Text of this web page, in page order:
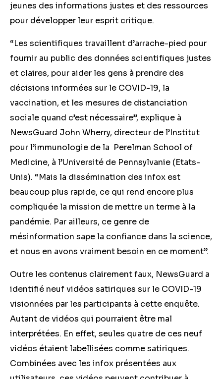
jeunes des informations justes et des ressources
pour développer leur esprit critique.
“Les scientifiques travaillent d’arrache-pied pour
fournir au public des données scientifiques justes
et claires, pour aider les gens à prendre des
décisions informées sur le COVID-19, la
vaccination, et les mesures de distanciation
sociale quand c’est nécessaire”, explique à
NewsGuard John Wherry, directeur de l’Institut
pour l’immunologie de la Perelman School of
Medicine, à l’Université de Pennsylvanie (Etats-
Unis). “Mais la dissémination des infox est
beaucoup plus rapide, ce qui rend encore plus
compliquéela mission de mettre un terme à la
pandémie. Par ailleurs, ce genre de
mésinformation sape la confiance dans la science,
et nous en avons vraiment besoin en ce moment”.
Outre les contenus clairement faux, NewsGuard a
identifié neuf vidéos satiriques sur le COVID-19
visionnées par les participants à cette enquête.
Autant de vidéos qui pourraient être mal
interprétées. En effet, seules quatre de ces neuf
vidéos étaient labellisées comme satiriques.
Combinées avec les infox présentées aux